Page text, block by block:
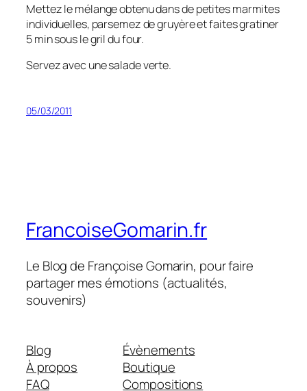
Mettez le mélange obtenu dans de petites marmites
individuelles, parsemez de gruyère et faites gratiner
5 min sous le gril du four.
Servez avec une salade verte.
05/03/2011
FrancoiseGomarin.fr
Le Blog de Françoise Gomarin, pour faire
partager mes émotions (actualités,
souvenirs)
Blog
À propos
FAQ
Évènements
Boutique
Compositions